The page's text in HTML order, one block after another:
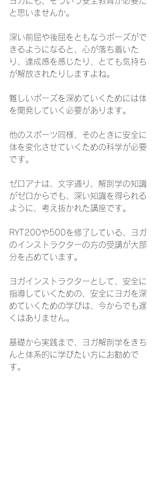
と思いませんか。
深い前屈や後屈をともなうポーズがで
きるようになると、心が落ち着いた
り、達成感を感じたり、とても気持ち
が解放されたりしますよね。
難しいポーズを深めていくためには体
を開発していく必要があります。
他のスポーツ同様、そのときに安全に
体を変化させていくための科学が必要
です。
ゼロアナは、文字通り、解剖学の知識
がゼロからでも、深い知識を得られる
ように、考え抜かれた講座です。
RYT200や500を修了している、ヨガ
のインストラクターの方の受講が大部
分を占めています。
ヨガインストラクターとして、安全に
指導していくための、安全にヨガを深
めていくための学びは、今からでも遅
くはありません。
基礎から実践まで、ヨガ解剖学をきち
んと体系的に学びたい方にお勧めで
す。